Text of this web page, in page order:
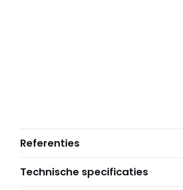
Referenties
Technische specificaties